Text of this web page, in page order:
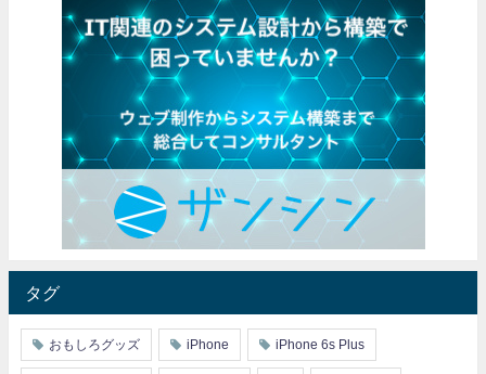
タグ
おもしろグッズ iPhone iPhone 6s Plus